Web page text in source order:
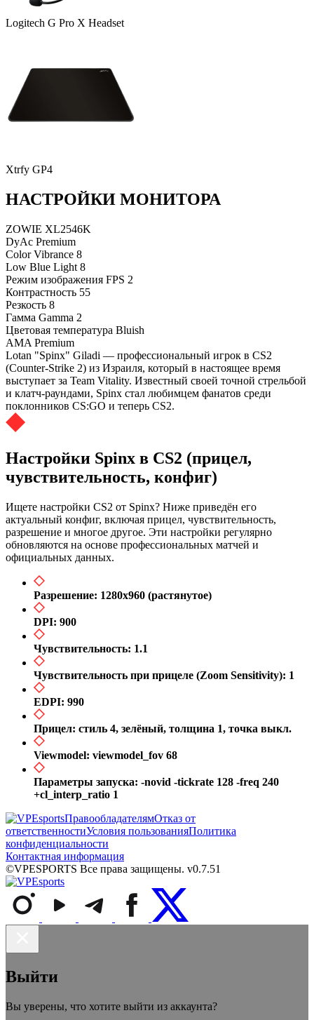
Logitech G Pro X Headset
Xtrfy GP4
НАСТРОЙКИ МОНИТОРА
ZOWIE XL2546K
DyAc Premium
Color Vibrance 8
Low Blue Light 8
Режим изображения FPS 2
Контрастность 55
Резкость 8
Гамма Gamma 2
Цветовая температура Bluish
AMA Premium
Lotan "Spinx" Giladi — профессиональный игрок в CS2
(Counter-Strike 2) из Израиля, который в настоящее время
выступает за Team Vitality. Известный своей точной стрельбой
и клатч-раундами, Spinx стал любимцем фанатов среди
поклонников CS:GO и теперь CS2.
Настройки Spinx в CS2 (прицел,
чувствительность, конфиг)
Ищете настройки CS2 от Spinx? Ниже приведён его
актуальный конфиг, включая прицел, чувствительность,
разрешение и многое другое. Эти настройки регулярно
обновляются на основе профессиональных матчей и
официальных данных.
Разрешение: 1280x960 (растянутое)
DPI: 900
Чувствительность: 1.1
Чувствительность при прицеле (Zoom Sensitivity): 1
EDPI: 990
Прицел: стиль 4, зелёный, толщина 1, точка выкл.
Viewmodel: viewmodel_fov 68
Параметры запуска: -novid -tickrate 128 -freq 240
+cl_interp_ratio 1
ПравообладателямОтказ от
ответственностиУсловия пользованияПолитика
конфиденциальности
Контактная информация
©VPESPORTS Все права защищены. v0.7.51
Выйти
Вы уверены, что хотите выйти из аккаунта?